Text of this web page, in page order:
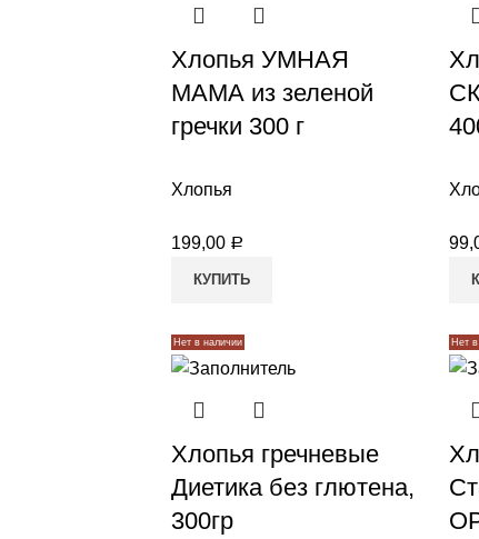
Хлопья УМНАЯ
МАМА из зеленой
гречки 300 г
Хлопья
199,00 Р
КУПИТЬ
Нет в наличии
Хлопья гречневые
Диетика без глютена,
300гр
Нет